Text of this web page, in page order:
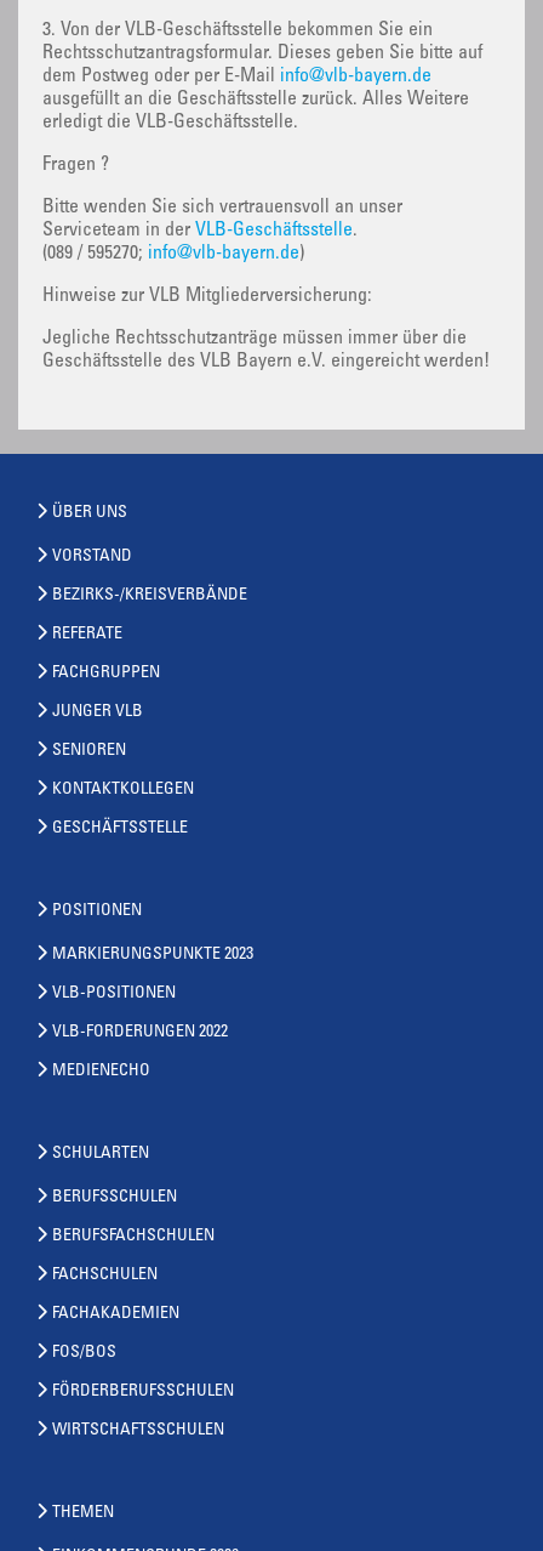
3. Von der VLB-Geschäftsstelle bekommen Sie ein
Rechtsschutzantragsformular. Dieses geben Sie bitte auf
dem Postweg oder per E-Mail info@vlb-bayern.de
ausgefüllt an die Geschäftsstelle zurück. Alles Weitere
erledigt die VLB-Geschäftsstelle.
Fragen ?
Bitte wenden Sie sich vertrauensvoll an unser
Serviceteam in der VLB-Geschäftsstelle.
(089 / 595270; info@vlb-bayern.de)
Hinweise zur VLB Mitgliederversicherung:
Jegliche Rechtsschutzanträge müssen immer über die
Geschäftsstelle des VLB Bayern e.V. eingereicht werden!
ÜBER UNS
VORSTAND
BEZIRKS-/KREISVERBÄNDE
REFERATE
FACHGRUPPEN
JUNGER VLB
SENIOREN
KONTAKTKOLLEGEN
GESCHÄFTSSTELLE
POSITIONEN
MARKIERUNGSPUNKTE 2023
VLB-POSITIONEN
VLB-FORDERUNGEN 2022
MEDIENECHO
SCHULARTEN
BERUFSSCHULEN
BERUFSFACHSCHULEN
FACHSCHULEN
FACHAKADEMIEN
FOS/BOS
FÖRDERBERUFSSCHULEN
WIRTSCHAFTSSCHULEN
THEMEN